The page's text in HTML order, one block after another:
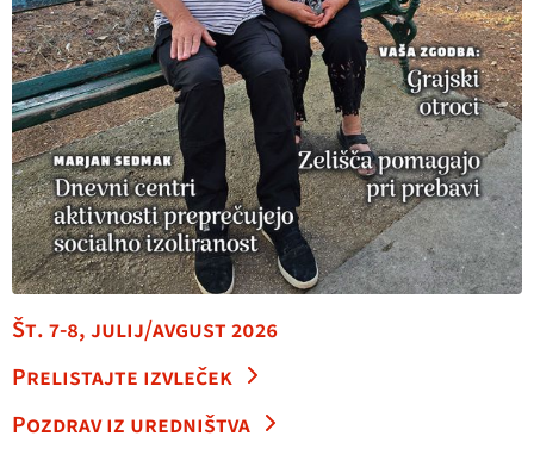
Št. 7-8, julij/avgust 2026
Prelistajte izvleček
Pozdrav iz uredništva